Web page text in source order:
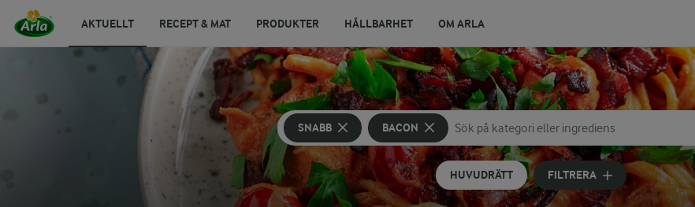
AKTUELLT RECEPT & MAT PRODUKTER HÅLLBARHET OM ARLA
SNABB BACON
Sök på kategori eller ingrediens
Skriv in sökord för att få förslag
HUVUDRÄTT FILTRERA